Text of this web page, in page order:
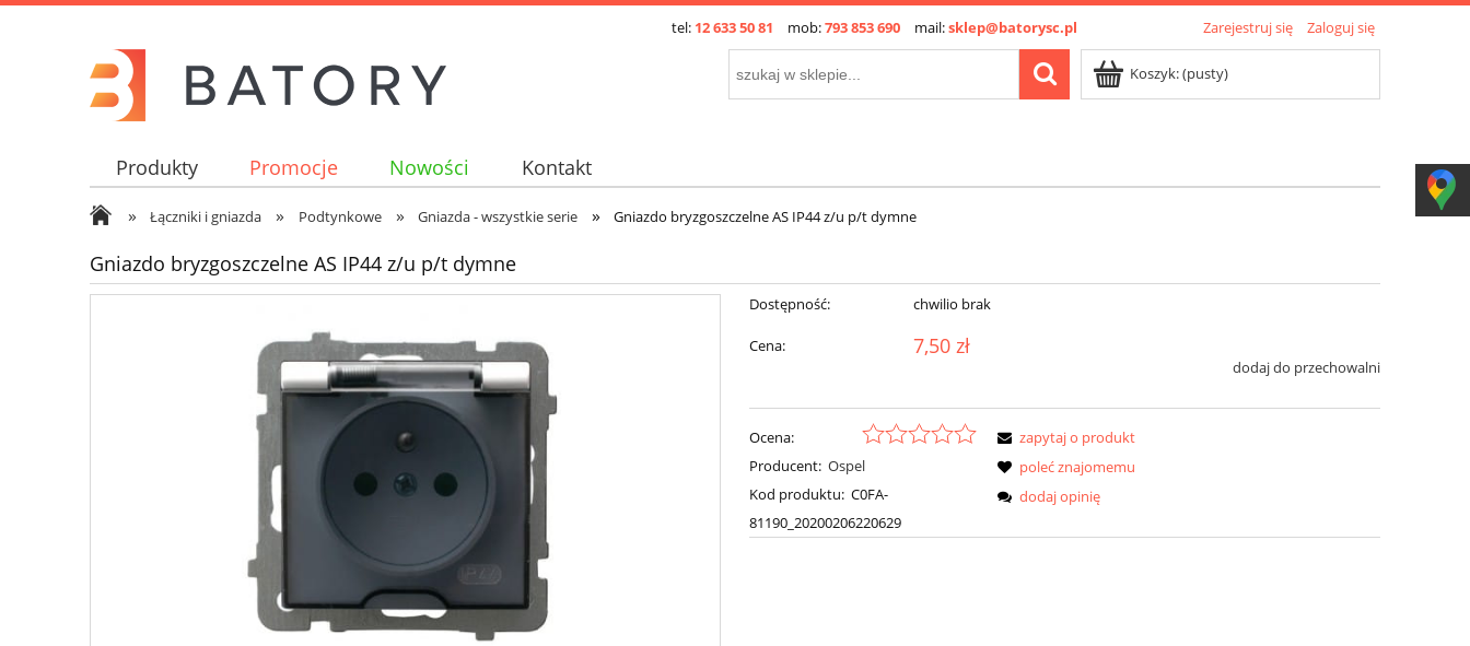
Zarejestruj się Zaloguj się
tel: 12 633 50 81 mob:793 853 690 mail:sklep@batorysc.pl
Koszyk:(pusty)
Produkty Promocje Nowości Kontakt
» Łączniki i gniazda » Podtynkowe » Gniazda - wszystkie serie » Gniazdo bryzgoszczelne AS IP44 z/u p/t dymne
Gniazdo bryzgoszczelne AS IP44 z/u p/t dymne
Dostępność: chwilio brak
Cena: 7,50 zł
dodaj do przechowalni
Ocena:
Producent: Ospel
Kod produktu: C0FA-
81190_20200206220629
zapytaj o produkt
poleć znajomemu
dodaj opinię